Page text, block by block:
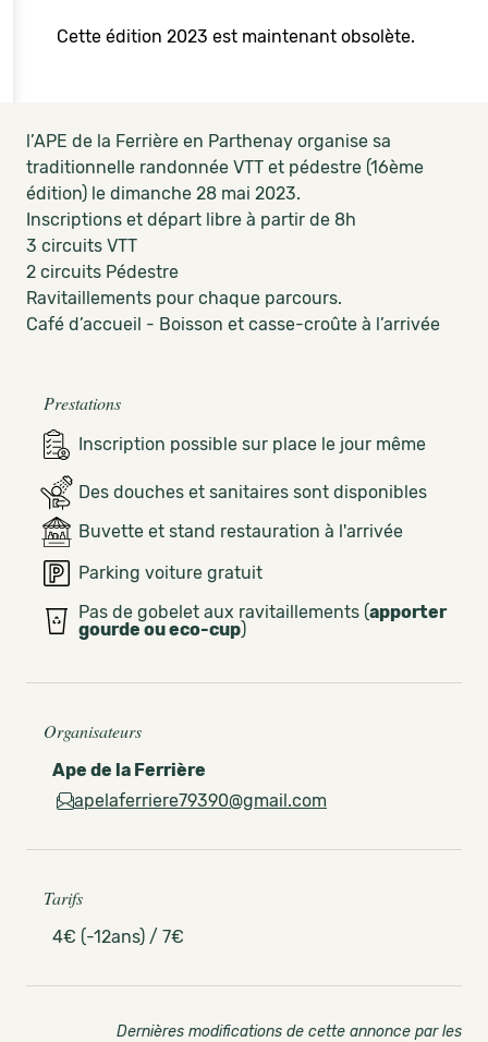
Cette édition 2023 est maintenant obsolète.
l’APE de la Ferrière en Parthenay organise sa
traditionnelle randonnée VTT et pédestre (16ème
édition) le dimanche 28 mai 2023.
Inscriptions et départ libre à partir de 8h
3 circuits VTT
2 circuits Pédestre
Ravitaillements pour chaque parcours.
Café d’accueil - Boisson et casse-croûte à l’arrivée
Prestations
Inscription possible sur place le jour même
Des douches et sanitaires sont disponibles
Buvette et stand restauration à l'arrivée
Parking voiture gratuit
Pas de gobelet aux ravitaillements (apporter
gourde ou eco-cup)
Organisateurs
Ape de la Ferrière
apelaferriere79390@gmail.com
Tarifs
4€ (-12ans) / 7€
Dernières modifications de cette annonce par les